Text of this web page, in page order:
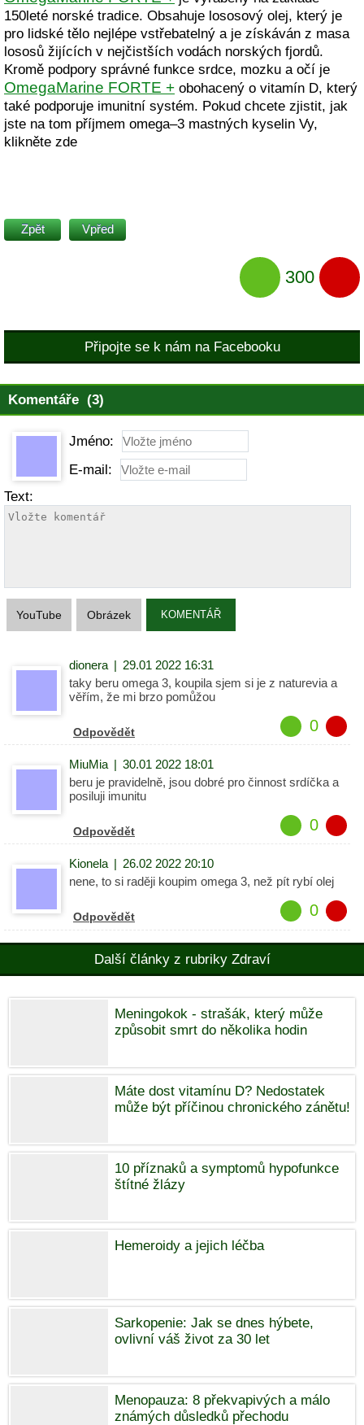
150leté norské tradice. Obsahuje lososový olej, který je
pro lidské tělo nejlépe vstřebatelný a je získáván z masa
lososů žijících v nejčistších vodách norských fjordů.
Kromě podpory správné funkce srdce, mozku a očí je
OmegaMarine FORTE + obohacený o vitamín D, který
také podporuje imunitní systém. Pokud chcete zjistit, jak
jste na tom příjmem omega–3 mastných kyselin Vy,
klikněte zde
Zpět Vpřed
300
Připojte se k nám na Facebooku
Komentáře (3)
Jméno:
E-mail:
Text:
YouTube Obrázek KOMENTÁŘ
dionera | 29.01 2022 16:31
taky beru omega 3, koupila sjem si je z naturevia a
věřím, že mi brzo pomůžou
Odpovědět 0
MiuMia | 30.01 2022 18:01
beru je pravidelně, jsou dobré pro činnost srdíčka a
posiluji imunitu
Odpovědět 0
Kionela | 26.02 2022 20:10
nene, to si raději koupim omega 3, než pít rybí olej
Odpovědět 0
Další články z rubriky Zdraví
Meningokok - strašák, který může
způsobit smrt do několika hodin
Máte dost vitamínu D? Nedostatek
může být příčinou chronického zánětu!
10 příznaků a symptomů hypofunkce
štítné žlázy
Hemeroidy a jejich léčba
Sarkopenie: Jak se dnes hýbete,
ovlivní váš život za 30 let
Menopauza: 8 překvapivých a málo
známých důsledků přechodu